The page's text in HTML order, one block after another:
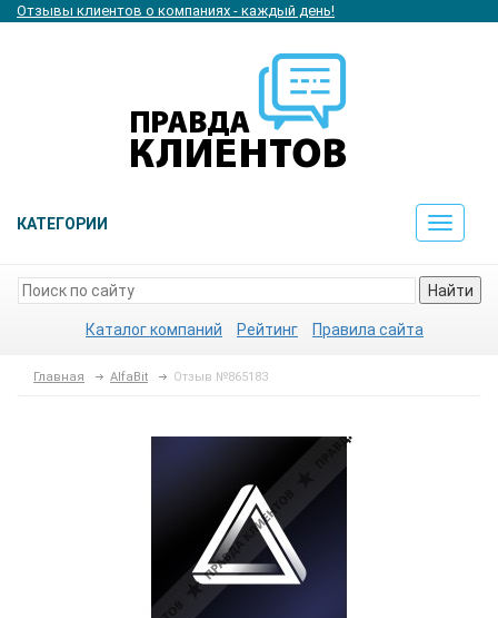
Отзывы клиентов о компаниях - каждый день!
КАТЕГОРИИ
Toggle
Найти
Каталог компаний Рейтинг Правила сайта
Главная AlfaBit Отзыв №865183